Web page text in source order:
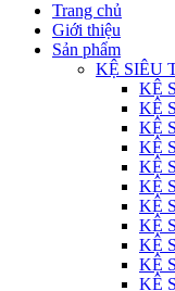
Trang chủ
Giới thiệu
Sản phẩm
KỆ SIÊU
KỆ
KỆ
KỆ
KỆ
KỆ
KỆ
KỆ
KỆ
KỆ
KỆ
KỆ